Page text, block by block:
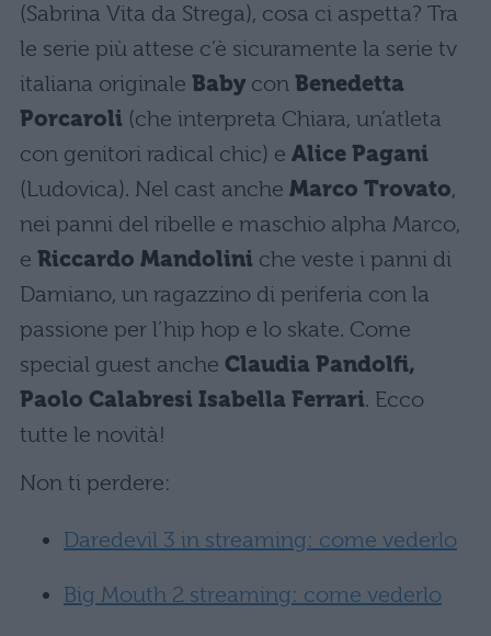
(Sabrina Vita da Strega), cosa ci aspetta? Tra
le serie più attese c’è sicuramente la serie tv
italiana originale Baby con Benedetta
Porcaroli (che interpreta Chiara, un’atleta
con genitori radical chic) e Alice Pagani
(Ludovica). Nel cast anche Marco Trovato,
nei panni del ribelle e maschio alpha Marco,
e Riccardo Mandolini che veste i panni di
Damiano, un ragazzino di periferia con la
passione per l’hip hop e lo skate. Come
special guest anche Claudia Pandolfi,
Paolo Calabresi Isabella Ferrari. Ecco
tutte le novità!
Non ti perdere:
Daredevil 3 in streaming: come vederlo
Big Mouth 2 streaming: come vederlo